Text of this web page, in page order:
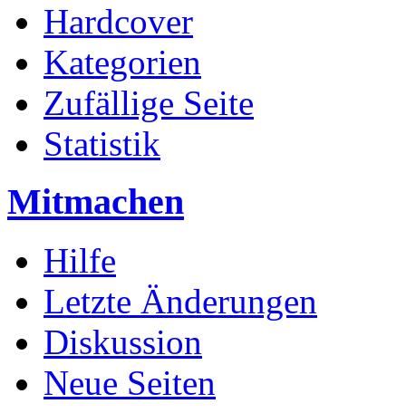
Hardcover
Kategorien
Zufällige Seite
Statistik
Mitmachen
Hilfe
Letzte Änderungen
Diskussion
Neue Seiten